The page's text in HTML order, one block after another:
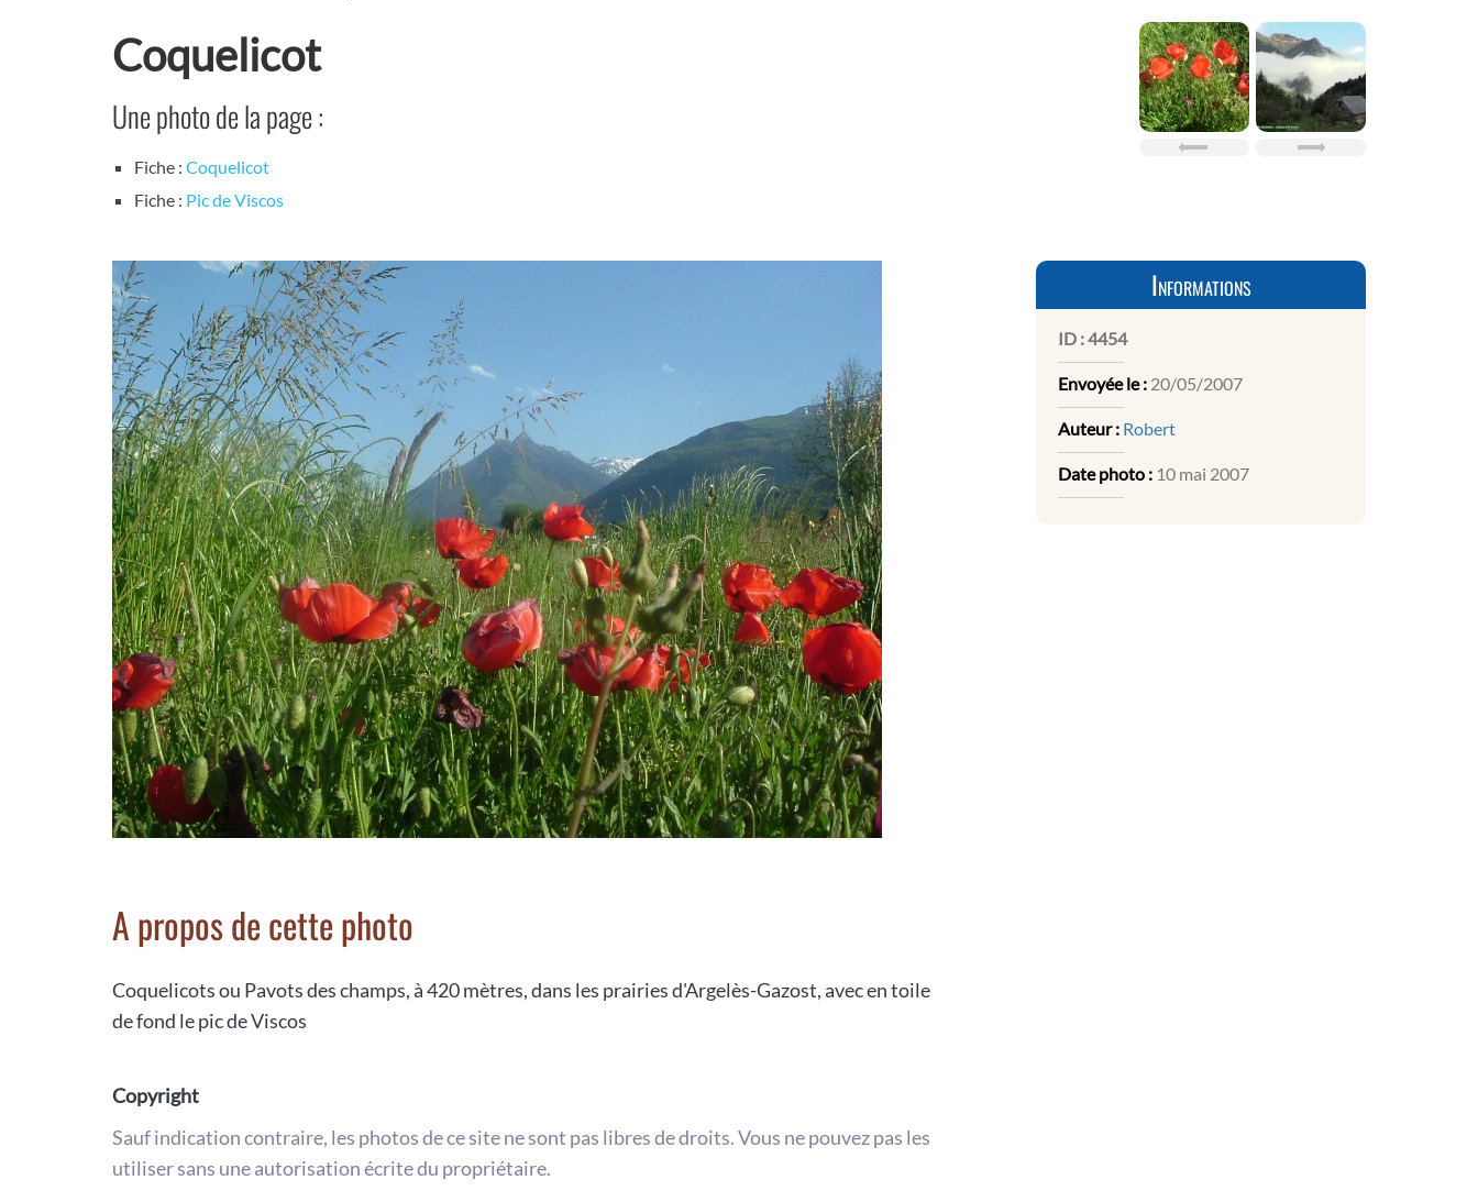
Coquelicot
Une photo de la page :
Fiche : Coquelicot
Fiche : Pic de Viscos
A propos de cette photo
Coquelicots ou Pavots des champs, à 420 mètres, dans les prairies d'Argelès-Gazost, avec en toile
de fond le pic de Viscos
Copyright
Sauf indication contraire, les photos de ce site ne sont pas libres de droits. Vous ne pouvez pas les
utiliser sans une autorisation écrite du propriétaire.
Informations
ID :4454
Envoyée le : 20/05/2007
Auteur : Robert
Date photo : 10 mai 2007